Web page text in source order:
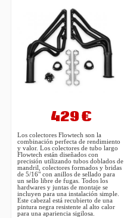
429 €
Los colectores Flowtech son la
combinación perfecta de rendimiento
y valor. Los colectores de tubo largo
Flowtech están diseñados con
precisión utilizando tubos doblados de
mandril, colectores formados y bridas
de 5/16" con anillos de sellado para
un sello libre de fugas. Todos los
hardwares y juntas de montaje se
incluyen para una instalación simple.
Este cabezal está recubierto de una
pintura negra resistente al alto calor
para una apariencia sigilosa.